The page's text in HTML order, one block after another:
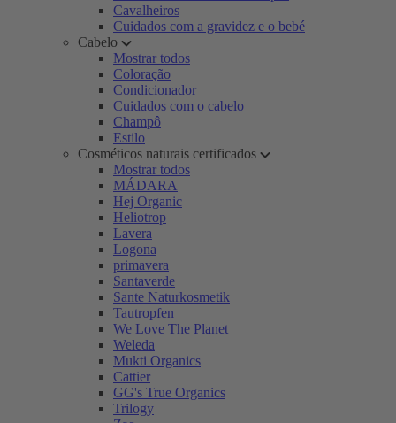
Cavalheiros
Cuidados com a gravidez e o bebé
Cabelo
Mostrar todos
Coloração
Condicionador
Cuidados com o cabelo
Champô
Estilo
Cosméticos naturais certificados
Mostrar todos
MÁDARA
Hej Organic
Heliotrop
Lavera
Logona
primavera
Santaverde
Sante Naturkosmetik
Tautropfen
We Love The Planet
Weleda
Mukti Organics
Cattier
GG's True Organics
Trilogy